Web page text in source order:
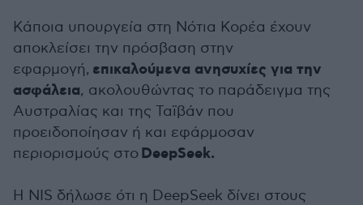
Κάποια υπουργεία στη Νότια Κορέα έχουν
αποκλείσει την πρόσβαση στην
εφαρμογή, επικαλούμενα ανησυχίες για την
ασφάλεια, ακολουθώντας το παράδειγμα της
Αυστραλίας και της Ταϊβάν που
προειδοποίησαν ή και εφάρμοσαν
περιορισμούς στοDeepSeek.
Η NIS δήλωσε ότι η DeepSeek δίνει στους